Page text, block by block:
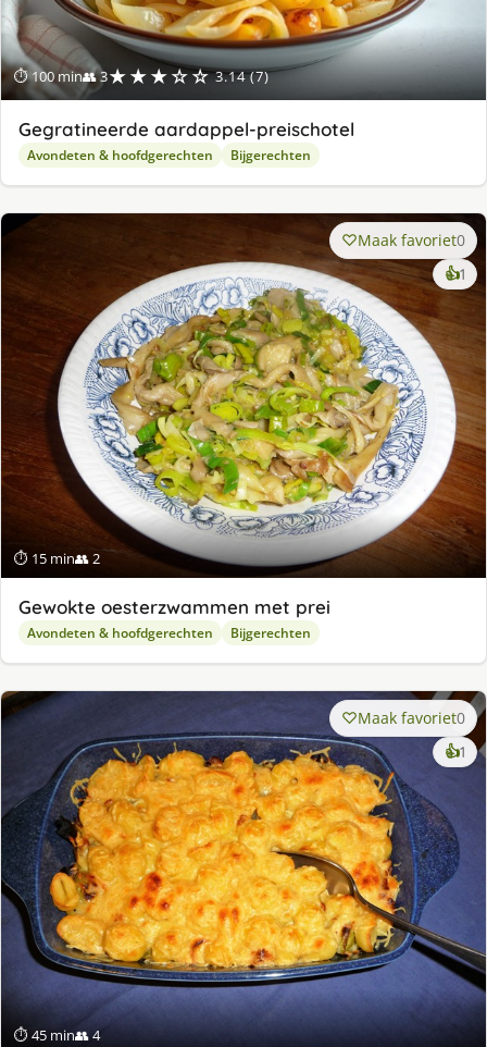
⏱ 100 min👥 3★★★☆☆ 3.14 (7)
Gegratineerde aardappel-preischotel
Avondeten & hoofdgerechten Bijgerechten
⏱ 15 min👥 2
Maak favoriet0
👍1
Gewokte oesterzwammen met prei
Avondeten & hoofdgerechten Bijgerechten
⏱ 45 min👥 4
Maak favoriet0
👍1